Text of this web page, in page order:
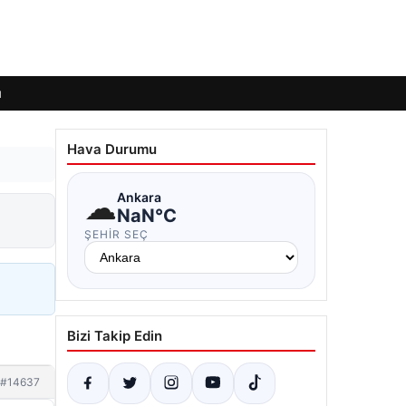
#14637
Hava Durumu
☁Ankara
NaN°C
ŞEHIR SEÇ
Bizi Takip Edin